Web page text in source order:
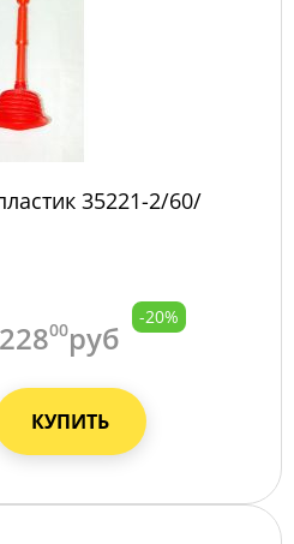
35221-2/60/
22800руб
-20%
КУПИТЬ